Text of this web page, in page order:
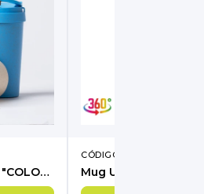
Mug térmico Eco Cup "COLOR WHEAT" 360cc
CÓDIGO: IMZ318
Mug Unico